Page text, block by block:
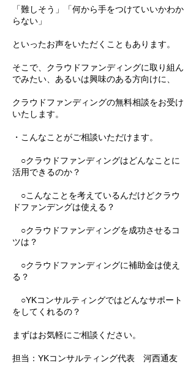
「難しそう」「何から手をつけていいかわか
らない」
といったお声をいただくこともあります。
そこで、クラウドファンディングに取り組ん
でみたい、あるいは興味のある方向けに、
クラウドファンディングの無料相談をお受け
いたします。
・こんなことがご相談いただけます。
○クラウドファンディングはどんなことに
活用できるのか？
○こんなことを考えているんだけどクラウ
ドファンデングは使える？
○クラウドファンディングを成功させるコ
ツは？
○クラウドファンディングに補助金は使え
る？
○YKコンサルティングではどんなサポート
をしてくれるの？
まずはお気軽にご相談ください。
担当：YKコンサルティング代表 河西通友